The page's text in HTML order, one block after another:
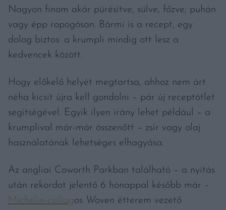
Nagyon finom akár pürésítve, sülve, főzve; puhán
vagy épp ropogósan. Bármi is a recept, egy
dolog biztos: a krumpli mindig ott lesz a
kedvencek között.
Hogy előkelő helyét megtartsa, ahhoz nem árt
néha kicsit újra kell gondolni – pár új receptötlet
segítségével. Egyik ilyen irány lehet például – a
krumplival már-már összenőtt – zsír vagy olaj
használatának lehetséges elhagyása.
Az angliai Coworth Parkban található – a nyitás
után rekordot jelentő 6 hónappal később már –
Michelin-csillagos Woven étterem vezető